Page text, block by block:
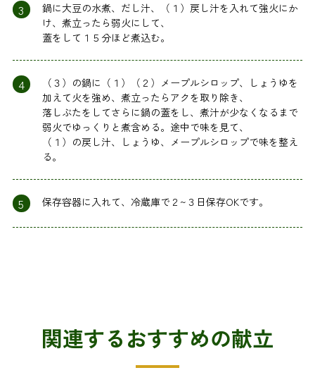
3
鍋に大豆の水煮、だし汁、（１）戻し汁を入れて強火にか
け、煮立ったら弱火にして、
蓋をして１５分ほど煮込む。
4
（３）の鍋に（１）（２）メープルシロップ、しょうゆを
加えて火を強め、煮立ったらアクを取り除き、
落しぶたをしてさらに鍋の蓋をし、煮汁が少なくなるまで
弱火でゆっくりと煮含める。途中で味を見て、
（１）の戻し汁、しょうゆ、メープルシロップで味を整え
る。
5 保存容器に入れて、冷蔵庫で２~３日保存OKです。
関連するおすすめの献立